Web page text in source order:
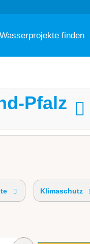
Wasserprojekte finden
Pfalz
Klimaschutz